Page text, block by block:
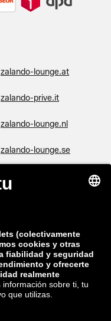
zalando-lounge.at
zalando-prive.it
zalando-lounge.nl
zalando-lounge.se
zalando-lounge.sk
zalando-lounge.hr